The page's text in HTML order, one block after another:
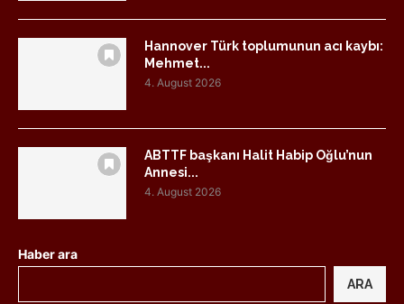
Hannover Türk toplumunun acı kaybı:
Mehmet...
4. August 2026
ABTTF başkanı Halit Habip Oğlu’nun
Annesi...
4. August 2026
Haber ara
ARA